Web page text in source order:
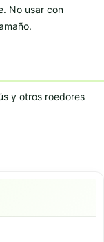
No usar con
y otros roedores